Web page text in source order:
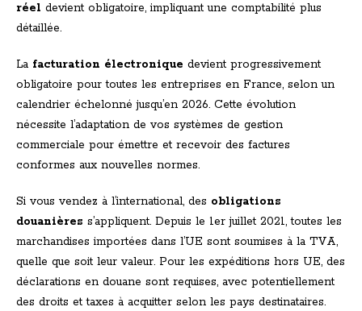
réel devient obligatoire, impliquant une comptabilité plus
détaillée.
La facturation électronique devient progressivement
obligatoire pour toutes les entreprises en France, selon un
calendrier échelonné jusqu’en 2026. Cette évolution
nécessite l’adaptation de vos systèmes de gestion
commerciale pour émettre et recevoir des factures
conformes aux nouvelles normes.
Si vous vendez à l’international, des obligations
douanières s’appliquent. Depuis le 1er juillet 2021, toutes les
marchandises importées dans l’UE sont soumises à la TVA,
quelle que soit leur valeur. Pour les expéditions hors UE, des
déclarations en douane sont requises, avec potentiellement
des droits et taxes à acquitter selon les pays destinataires.